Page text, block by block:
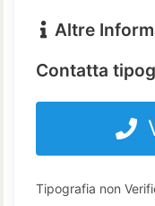
Altre
Contatta
Tipografia non